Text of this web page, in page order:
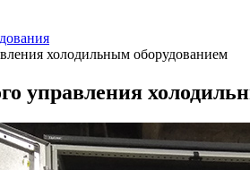
холодильным оборудованием
управления